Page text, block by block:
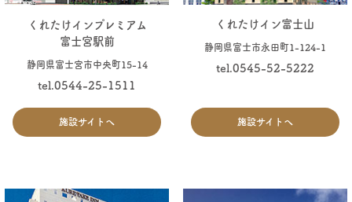
くれたけインプレミアム
富士宮駅前
静岡県富士宮市中央町15-14
tel.0544-25-1511
施設サイトへ
くれたけイン富士山
静岡県富士市永田町1-124-1
tel.0545-52-5222
施設サイトへ